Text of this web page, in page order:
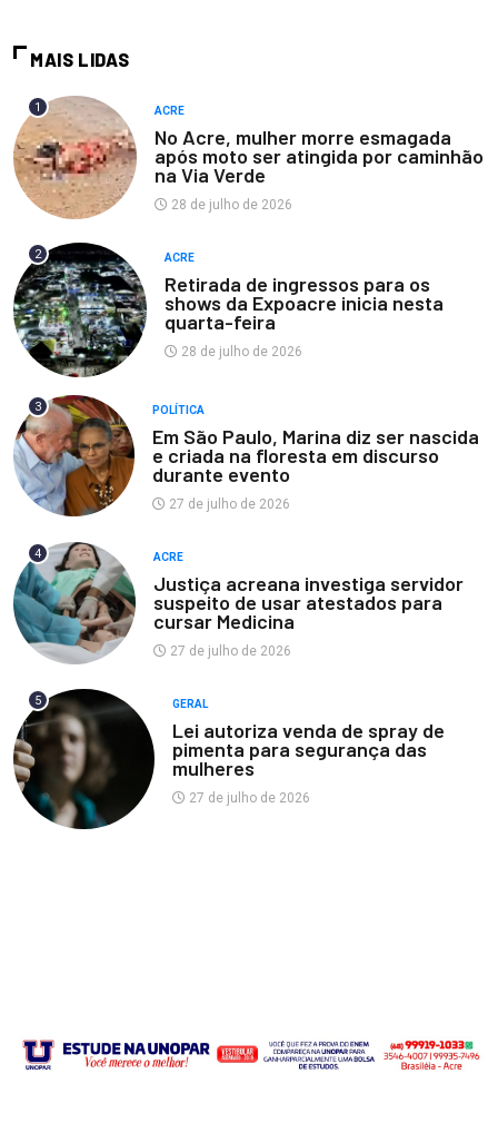
MAIS LIDAS
1 ACRE
No Acre, mulher morre esmagada
após moto ser atingida por caminhão
na Via Verde
28 de julho de 2026
2 ACRE
Retirada de ingressos para os
shows da Expoacre inicia nesta
quarta-feira
28 de julho de 2026
3 POLÍTICA
Em São Paulo, Marina diz ser nascida
e criada na floresta em discurso
durante evento
27 de julho de 2026
4 ACRE
Justiça acreana investiga servidor
suspeito de usar atestados para
cursar Medicina
27 de julho de 2026
5 GERAL
Lei autoriza venda de spray de
pimenta para segurança das
mulheres
27 de julho de 2026